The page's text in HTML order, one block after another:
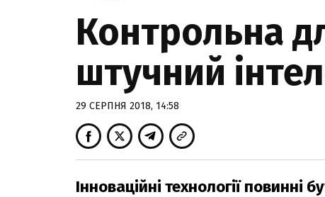
Контрольна
штучний
29 СЕРПНЯ 2018, 14:58
Інноваційні технології повинні